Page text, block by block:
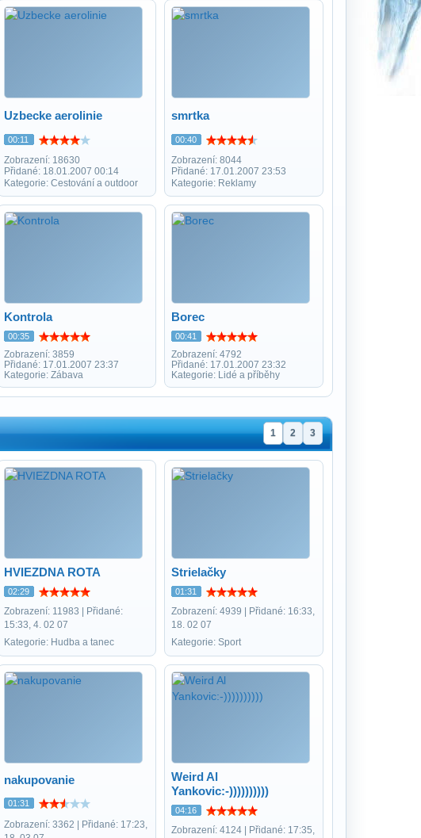
Uzbecke aerolinie
00:11
Zobrazení: 18630
Přidané: 18.01.2007 00:14
Kategorie: Cestování a outdoor
smrtka
00:40
Zobrazení: 8044
Přidané: 17.01.2007 23:53
Kategorie: Reklamy
Kontrola
00:35
Zobrazení: 3859
Přidané: 17.01.2007 23:37
Kategorie: Zábava
Borec
00:41
Zobrazení: 4792
Přidané: 17.01.2007 23:32
Kategorie: Lidé a příběhy
1 2 3
HVIEZDNA ROTA
02:29
Zobrazení: 11983 | Přidané:
15:33, 4. 02 07
Kategorie: Hudba a tanec
Strielačky
01:31
Zobrazení: 4939 | Přidané: 16:33,
18. 02 07
Kategorie: Sport
nakupovanie
01:31
Zobrazení: 3362 | Přidané: 17:23,
Weird Al
Yankovic:-))))))))))
04:16
Zobrazení: 4124 | Přidané: 17:35,